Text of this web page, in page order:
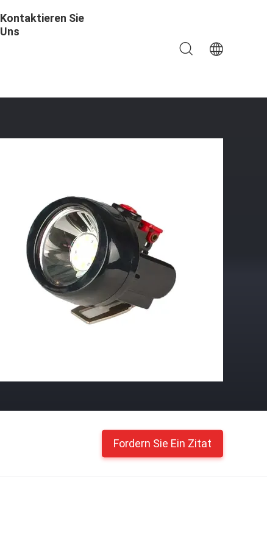
Kontaktieren Sie
Uns
Fordern Sie Ein Zitat